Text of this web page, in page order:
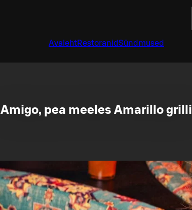
AvalehtRestoranidSündmused
Amigo, pea meeles Amarillo grilli